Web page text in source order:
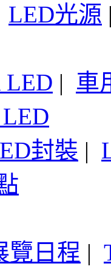
LED光源
LED | 車
封裝 |
覽日程 |